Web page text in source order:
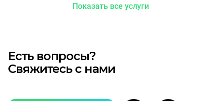
Показать все услуги
Есть вопросы?
Свяжитесь с нами